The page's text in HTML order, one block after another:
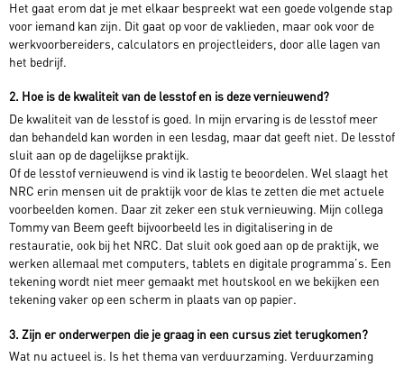
Het gaat erom dat je met elkaar bespreekt wat een goede volgende stap
voor iemand kan zijn. Dit gaat op voor de vaklieden, maar ook voor de
werkvoorbereiders, calculators en projectleiders, door alle lagen van
het bedrijf.
2. Hoe is de kwaliteit van de lesstof en is deze vernieuwend?
De kwaliteit van de lesstof is goed. In mijn ervaring is de lesstof meer
dan behandeld kan worden in een lesdag, maar dat geeft niet. De lesstof
sluit aan op de dagelijkse praktijk.
Of de lesstof vernieuwend is vind ik lastig te beoordelen. Wel slaagt het
NRC erin mensen uit de praktijk voor de klas te zetten die met actuele
voorbeelden komen. Daar zit zeker een stuk vernieuwing. Mijn collega
Tommy van Beem geeft bijvoorbeeld les in digitalisering in de
restauratie, ook bij het NRC. Dat sluit ook goed aan op de praktijk, we
werken allemaal met computers, tablets en digitale programma’s. Een
tekening wordt niet meer gemaakt met houtskool en we bekijken een
tekening vaker op een scherm in plaats van op papier.
3. Zijn er onderwerpen die je graag in een cursus ziet terugkomen?
Wat nu actueel is. Is het thema van verduurzaming. Verduurzaming